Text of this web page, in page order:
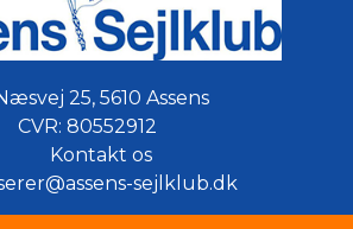
25, 5610 Assens
CVR: 80552912
Kontakt os
sejlklub.dk